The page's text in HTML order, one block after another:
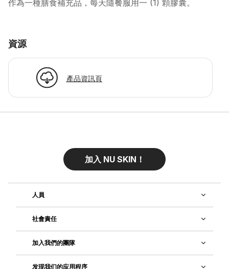
作為一種膳食補充品，每天隨餐服用一 (1) 顆膠囊。
資源
產品資訊頁
加入 NU SKIN！
人員
社會責任
加入我們的團隊
发现我们的应用程序